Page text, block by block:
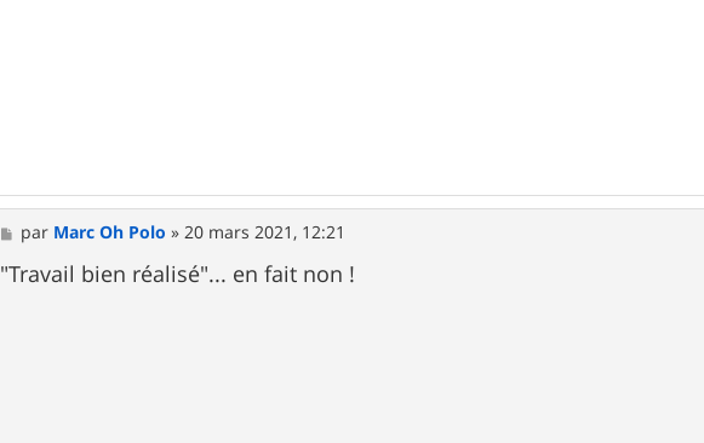
M
e
s
s
par Marc Oh Polo »20 mars 2021, 12:21
"Travail bien réalisé"... en fait non !